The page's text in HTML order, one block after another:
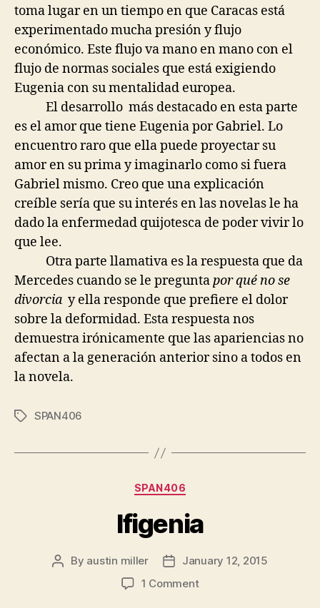
toma lugar en un tiempo en que Caracas está
experimentado mucha presión y flujo
económico. Este flujo va mano en mano con el
flujo de normas sociales que está exigiendo
Eugenia con su mentalidad europea.
El desarrollo más destacado en esta parte
es el amor que tiene Eugenia por Gabriel. Lo
encuentro raro que ella puede proyectar su
amor en su prima y imaginarlo como si fuera
Gabriel mismo. Creo que una explicación
creíble sería que su interés en las novelas le ha
dado la enfermedad quijotesca de poder vivir lo
que lee.
Otra parte llamativa es la respuesta que da
Mercedes cuando se le preguntapor qué no se
divorcia y ella responde que prefiere el dolor
sobre la deformidad. Esta respuesta nos
demuestra irónicamente que las apariencias no
afectan a la generación anterior sino a todos en
la novela.
TagsSPAN406
Categories
SPAN406
Ifigenia
Post
By austin miller
PostJanuary 12, 2015
1 Commenton